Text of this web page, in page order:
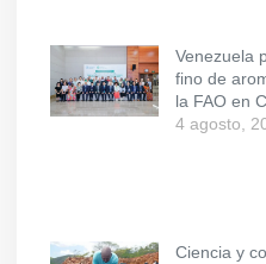
Venezuela
fino de
la FAO en
4 agosto,
Ciencia y